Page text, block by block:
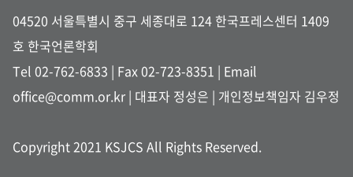
04520 서울특별시 중구 세종대로 124 한국프레스센터 1409
호 한국언론학회
Tel 02-762-6833 | Fax 02-723-8351 | Email
office@comm.or.kr | 대표자 정성은 | 개인정보책임자 김우정
Copyright 2021 KSJCS All Rights Reserved.